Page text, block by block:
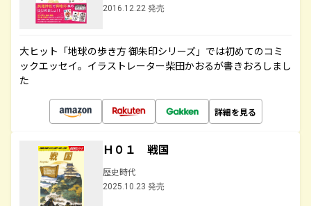
2016.12.22 発売
大ヒット「地球の歩き方 御朱印シリーズ」では初めてのコミ
ックエッセイ。イラストレーター柴田かおるが書きおろしまし
た
詳細を見る
Ｈ０１ 戦国
歴史時代
2025.10.23 発売